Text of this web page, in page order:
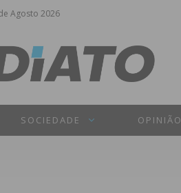
Agosto 2026
SOCIEDADE OPINIÃO